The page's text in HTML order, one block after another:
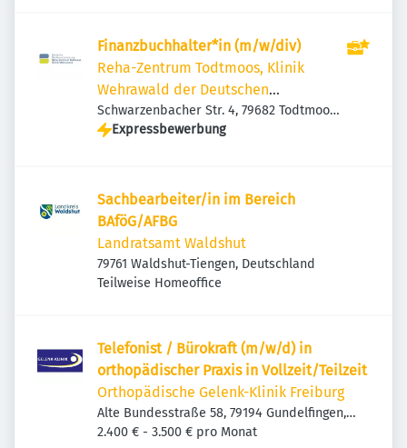
Finanzbuchhalter*in (m/w/div)
Reha-Zentrum Todtmoos, Klinik
Wehrawald der Deutschen
Rentenversicherung Bund
Schwarzenbacher Str. 4, 79682 Todtmoos,
Deutschland
Expressbewerbung
Sachbearbeiter/in im Bereich
BAföG/AFBG
Landratsamt Waldshut
79761 Waldshut-Tiengen, Deutschland
Teilweise Homeoffice
Telefonist / Bürokraft (m/w/d) in
orthopädischer Praxis in Vollzeit/Teilzeit
Orthopädische Gelenk-Klinik Freiburg
Alte Bundesstraße 58, 79194 Gundelfingen,
Deutschland
2.400 € - 3.500 € pro Monat